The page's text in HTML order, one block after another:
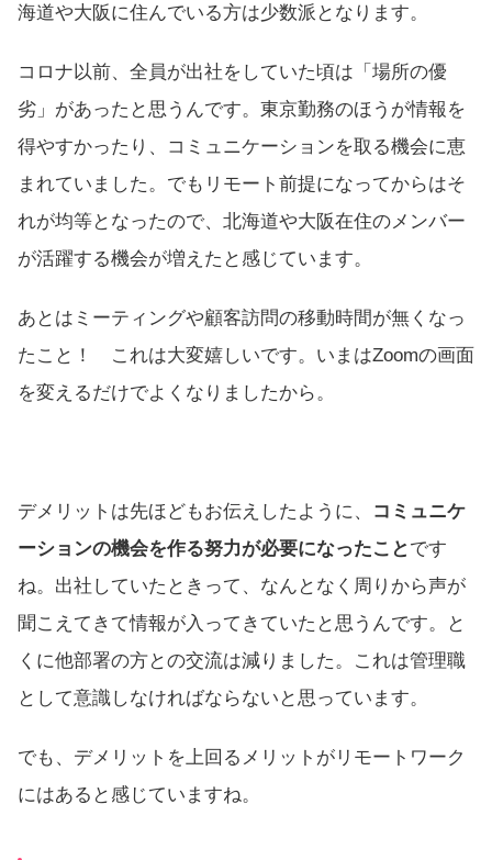
海道や大阪に住んでいる方は少数派となります。
コロナ以前、全員が出社をしていた頃は「場所の優
劣」があったと思うんです。東京勤務のほうが情報を
得やすかったり、コミュニケーションを取る機会に恵
まれていました。でもリモート前提になってからはそ
れが均等となったので、北海道や大阪在住のメンバー
が活躍する機会が増えたと感じています。
あとはミーティングや顧客訪問の移動時間が無くなっ
たこと！ これは大変嬉しいです。いまはZoomの画面
を変えるだけでよくなりましたから。
デメリットは先ほどもお伝えしたように、
コミュニケ
ーションの機会を作る努力が必要になったこと です
ね。出社していたときって、なんとなく周りから声が
聞こえてきて情報が入ってきていたと思うんです。と
くに他部署の方との交流は減りました。これは管理職
として意識しなければならないと思っています。
でも、デメリットを上回るメリットがリモートワーク
にはあると感じていますね。